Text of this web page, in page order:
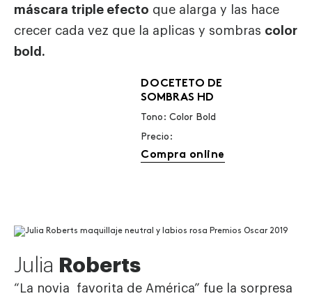
máscara triple efecto que alarga y las hace
crecer cada vez que la aplicas y sombras color
bold.
DOCETETO DE
SOMBRAS HD
Tono: Color Bold
Precio:
Compra online
Julia Roberts
“La novia favorita de América” fue la sorpresa